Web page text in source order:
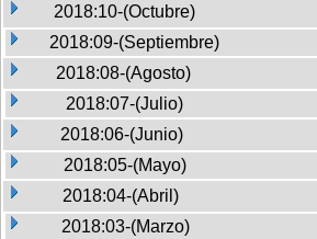
2018:10-(Octubre)
2018:09-(Septiembre)
2018:08-(Agosto)
2018:07-(Julio)
2018:06-(Junio)
2018:05-(Mayo)
2018:04-(Abril)
2018:03-(Marzo)